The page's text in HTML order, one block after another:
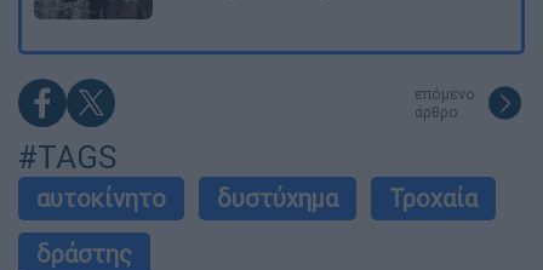
επόμενο
άρθρο
#TAGS
αυτοκίνητο δυστύχημα
Τροχαία
δράστης